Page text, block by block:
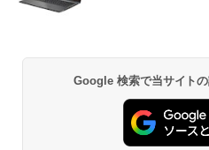
￥2,200
￥5,990
[Explicit]
富士山の天
ウォーター
ットル
￥1,380
エース)
Google 検索で当サイト